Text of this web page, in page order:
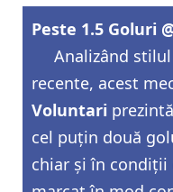
Peste 1.5 Goluri
Analizând stilul
recente, acest
Voluntari
cel puțin două
chiar și în condiții